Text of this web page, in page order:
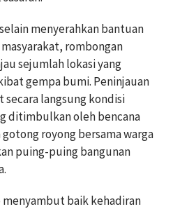
menyerahkan bantuan
rombongan
sejumlah lokasi yang
gempa bumi. Peninjauan
langsung kondisi
ditimbulkan oleh bencana
royong bersama warga
puing-puing bangunan
menyambut baik kehadiran